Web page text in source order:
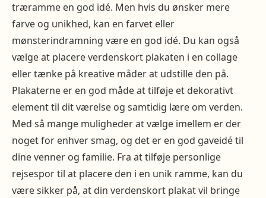
træramme en god idé. Men hvis du ønsker mere
farve og unikhed, kan en farvet eller
mønsterindramning være en god idé. Du kan også
vælge at placere verdenskort plakaten i en collage
eller tænke på kreative måder at udstille den på.
Plakaterne er en god måde at tilføje et dekorativt
element til dit værelse og samtidig lære om verden.
Med så mange muligheder at vælge imellem er der
noget for enhver smag, og det er en god gaveidé til
dine venner og familie. Fra at tilføje personlige
rejsespor til at placere den i en unik ramme, kan du
være sikker på, at din verdenskort plakat vil bringe